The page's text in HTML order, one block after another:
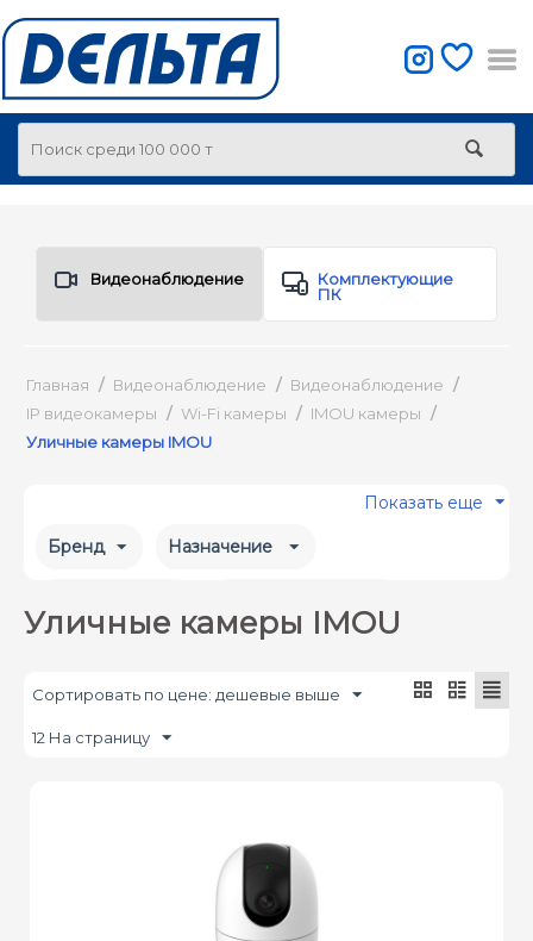
Видеонаблюдение
Комплектующие
ПК
Главная / Видеонаблюдение / Видеонаблюдение /
IP видеокамеры / Wi-Fi камеры / IMOU камеры /
Уличные камеры IMOU
Показать еще
Бренд Назначение
Вид подсветки
Уличные камеры IMOU
Сортировать по цене: дешевые выше
12 На страницу